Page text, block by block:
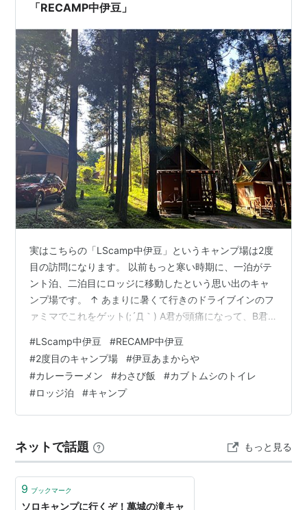
「RECAMP中伊豆」
実はこちらの「LScamp中伊豆」というキャンプ場は2度
目の訪問になります。 以前もっと寒い時期に、一泊がテ
ント泊、二泊目にロッジに移動したという思い出のキャ
ンプ場です。 ↑ あまりに暑くて行きのドライブインのフ
ァミマでこれをゲット(;´Д｀) A君が頭痛になって、B君
でもあります！ 前回の記事は6記事ぐらい充実の内容に
なっていますので是非読んでやってください。 ↓ その時
の記事はこちら www.narutabi.com www.narutabi.com
ここは3度も経営が変わっているんですよね…。 「萬城の
滝キャンプ場」→「RECAMP中伊豆…
#LScamp中伊豆 #RECAMP中伊豆
#2度目のキャンプ場 #伊豆あまからや
#カレーラーメン #わさび飯 #カブトムシのトイレ
#ロッジ泊 #キャンプ
ネットで話題 もっと見る
9 ブックマーク
ソロキャンプに行くぞ！萬城の滝キャ